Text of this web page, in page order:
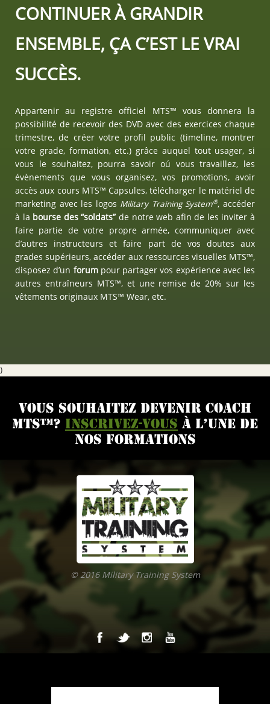
CONTINUER À GRANDIR
ENSEMBLE, ÇA C’EST LE VRAI
SUCCÈS.
Appartenir au registre officiel MTS™ vous donnera la
possibilité de recevoir des DVD avec des exercices chaque
trimestre, de créer votre profil public (timeline, montrer
votre grade, formation, etc.) grâce auquel tout usager, si
vous le souhaitez, pourra savoir oú vous travaillez, les
évènements que vous organisez, vos promotions, avoir
accès aux cours MTS™ Capsules, télécharger le matériel de
marketing avec les logos Military Training System®, accéder
à la bourse des “soldats” de notre web afin de les inviter à
faire partie de votre propre armée, communiquer avec
d’autres instructeurs et faire part de vos doutes aux
grades supérieurs, accéder aux ressources visuelles MTS™,
disposez d’un forumpour partager vos expérience avec les
autres entraîneurs MTS™, et une remise de 20% sur les
vêtements originaux MTS™ Wear, etc.
)
VOUS SOUHAITEZ DEVENIR COACH
MTS™?
INSCRIVEZ-VOUS À L’UNE DE
NOS FORMATIONS
© 2016 Military Training System